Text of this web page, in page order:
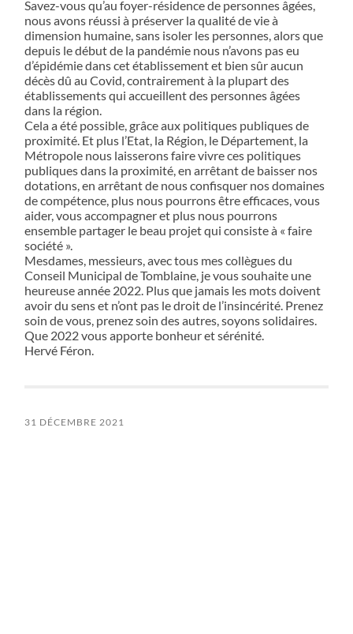
Savez-vous qu’au foyer-résidence de personnes âgées,
nous avons réussi à préserver la qualité de vie à
dimension humaine, sans isoler les personnes, alors que
depuis le début de la pandémie nous n’avons pas eu
d’épidémie dans cet établissement et bien sûr aucun
décès dû au Covid, contrairement à la plupart des
établissements qui accueillent des personnes âgées
dans la région.
Cela a été possible, grâce aux politiques publiques de
proximité. Et plus l’Etat, la Région, le Département, la
Métropole nous laisserons faire vivre ces politiques
publiques dans la proximité, en arrêtant de baisser nos
dotations, en arrêtant de nous confisquer nos domaines
de compétence, plus nous pourrons être efficaces, vous
aider, vous accompagner et plus nous pourrons
ensemble partager le beau projet qui consiste à « faire
société ».
Mesdames, messieurs, avec tous mes collègues du
Conseil Municipal de Tomblaine, je vous souhaite une
heureuse année 2022. Plus que jamais les mots doivent
avoir du sens et n’ont pas le droit de l’insincérité. Prenez
soin de vous, prenez soin des autres, soyons solidaires.
Que 2022 vous apporte bonheur et sérénité.
Hervé Féron.
31 DÉCEMBRE 2021